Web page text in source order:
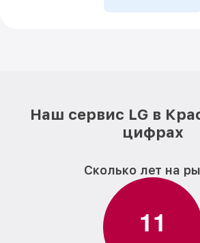
Наш сервис LG в
цифрах
Сколько лет на
11